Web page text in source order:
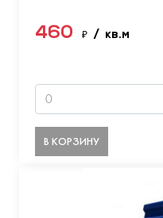
460 ₽ / кв.м
В КОРЗИНУ